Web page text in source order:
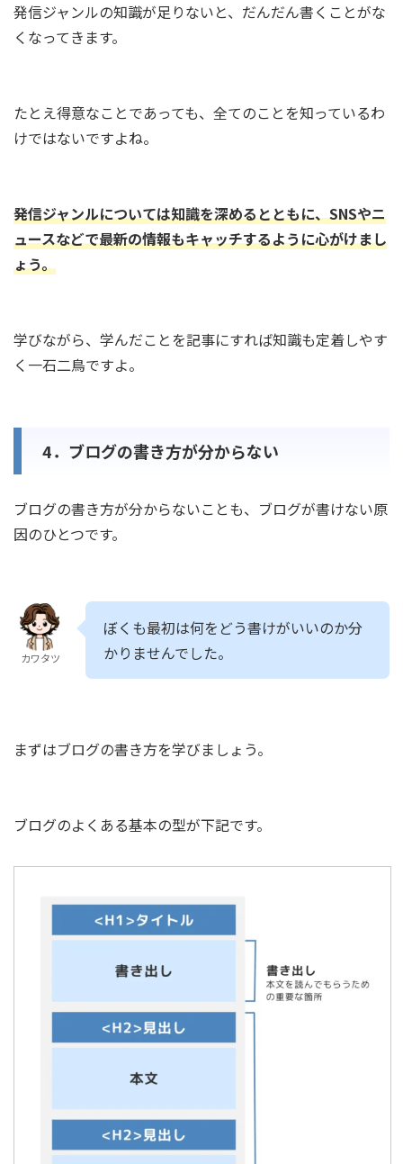
発信ジャンルの知識が足りないと、だんだん書くことがな
くなってきます。
たとえ得意なことであっても、全てのことを知っているわ
けではないですよね。
発信ジャンルについては知識を深めるとともに、SNSやニ
ュースなどで最新の情報もキャッチするように心がけまし
ょう。
学びながら、学んだことを記事にすれば知識も定着しやす
く一石二鳥ですよ。
4．ブログの書き方が分からない
ブログの書き方が分からないことも、ブログが書けない原
因のひとつです。
カワタツ
ぼくも最初は何をどう書けがいいのか分
かりませんでした。
まずはブログの書き方を学びましょう。
ブログのよくある基本の型が下記です。